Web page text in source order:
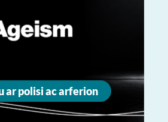
ar polisi ac arferion